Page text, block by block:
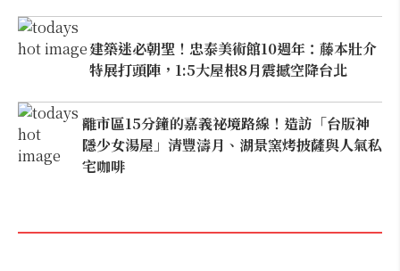
建築迷必朝聖！忠泰美術館10週年：藤本壯介
特展打頭陣，1:5大屋根8月震撼空降台北
離市區15分鐘的嘉義祕境路線！造訪「台版神
隱少女湯屋」清豐濤月、湖景窯烤披薩與人氣私
宅咖啡